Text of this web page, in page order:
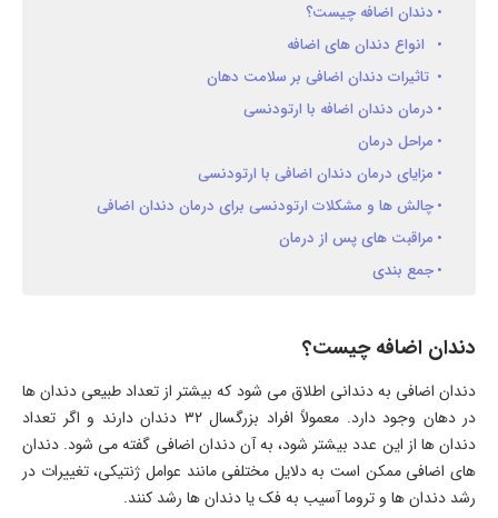
دندان اضافه چیست؟
انواع دندان های اضافه
تاثیرات دندان اضافی بر سلامت دهان
درمان دندان اضافه با ارتودنسی
مراحل درمان
مزایای درمان دندان اضافی با ارتودنسی
چالش ها و مشکلات ارتودنسی برای درمان دندان اضافی
مراقبت های پس از درمان
جمع بندی
دندان اضافه چیست؟
دندان اضافی به دندانی اطلاق می شود که بیشتر از تعداد طبیعی دندان ها
در دهان وجود دارد. معمولاً افراد بزرگسال ۳۲ دندان دارند و اگر تعداد
دندان ها از این عدد بیشتر شود، به آن دندان اضافی گفته می شود. دندان
های اضافی ممکن است به دلایل مختلفی مانند عوامل ژنتیکی، تغییرات در
رشد دندان ها و تروما آسیب به فک یا دندان ها رشد کنند.